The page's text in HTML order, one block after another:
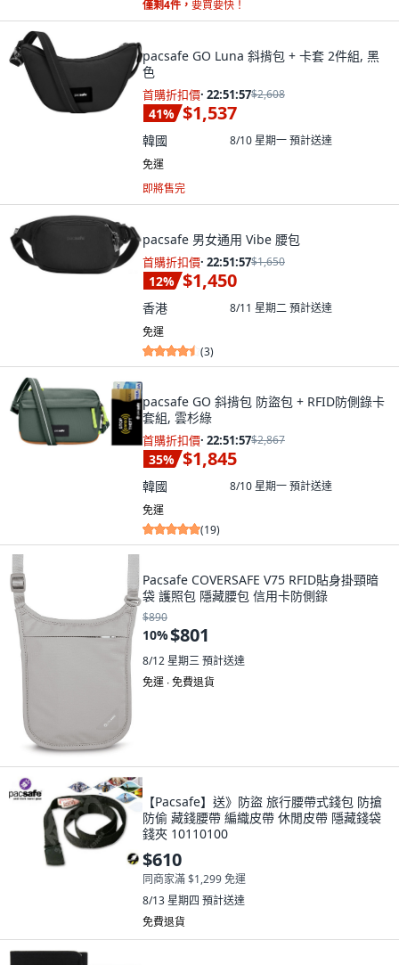
僅剩4件， 要買要快！
pacsafe GO Luna 斜揹包 + 卡套 2件組, 黑
色
首購折扣價· 22:51:55$2,608
41% $1,537
韓國 8/10 星期一預計送達
免運
即將售完
pacsafe 男女通用 Vibe 腰包
首購折扣價· 22:51:55$1,650
12% $1,450
香港 8/11 星期二預計送達
免運
(3)
pacsafe GO 斜揹包 防盜包 + RFID防側錄卡
套組, 雲杉綠
首購折扣價· 22:51:55$2,867
35% $1,845
韓國 8/10 星期一預計送達
免運
(19)
Pacsafe COVERSAFE V75 RFID貼身掛頸暗
袋 護照包 隱藏腰包 信用卡防側錄
$890
10%$801
8/12 星期三預計送達
免運 ∙ 免費退貨
【Pacsafe】送》防盜 旅行腰帶式錢包 防搶
防偷 藏錢腰帶 編織皮帶 休閒皮帶 隱藏錢袋
錢夾 10110100
$610
同商家滿 $1,299 免運
8/13 星期四 預計送達
免費退貨